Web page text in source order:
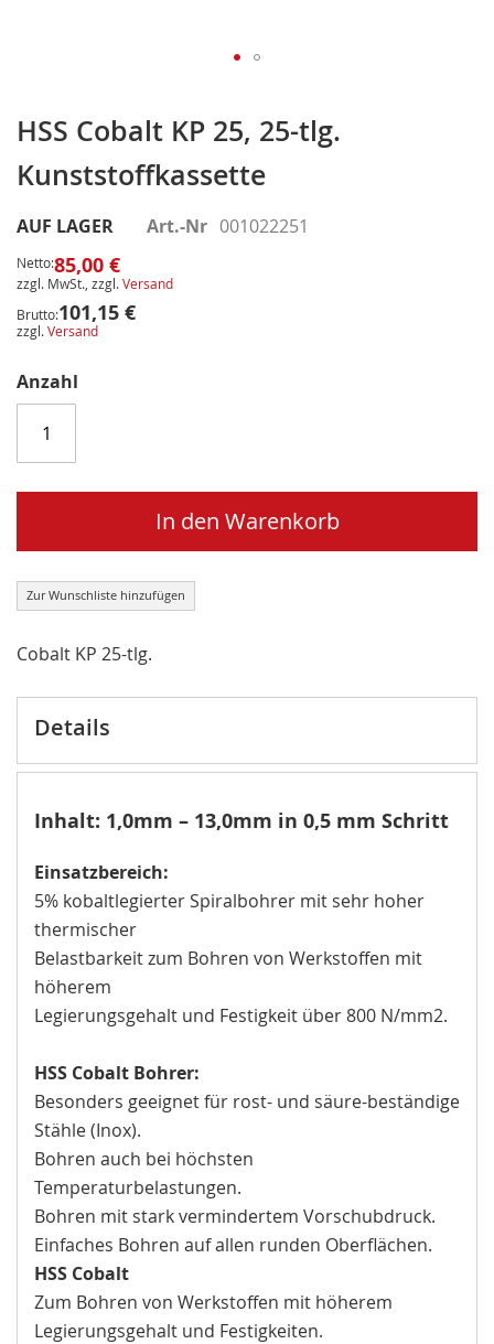
HSS Cobalt KP 25, 25-tlg.
Kunststoffkassette
AUF LAGER Art.-Nr 001022251
Netto:85,00 €
zzgl. MwSt., zzgl.Versand
Brutto:101,15 €
zzgl.Versand
Anzahl
In den Warenkorb
Zur Wunschliste hinzufügen
Cobalt KP 25-tlg.
Anfang
der
Bildergalerie
Details
Inhalt: 1,0mm – 13,0mm in 0,5 mm Schritt
Einsatzbereich:
5% kobaltlegierter Spiralbohrer mit sehr hoher
thermischer
Belastbarkeit zum Bohren von Werkstoffen mit
höherem
Legierungsgehalt und Festigkeit über 800 N/mm2.
HSS Cobalt Bohrer:
Besonders geeignet für rost- und säure-beständige
Stähle (Inox).
Bohren auch bei höchsten
Temperaturbelastungen.
Bohren mit stark vermindertem Vorschubdruck.
Einfaches Bohren auf allen runden Oberflächen.
HSS Cobalt
Zum Bohren von Werkstoffen mit höherem
Legierungsgehalt und Festigkeiten.